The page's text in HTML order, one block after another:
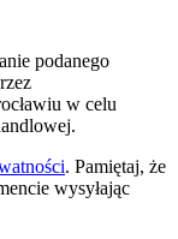
podanego
w celu
. Pamiętaj, że
wysyłając